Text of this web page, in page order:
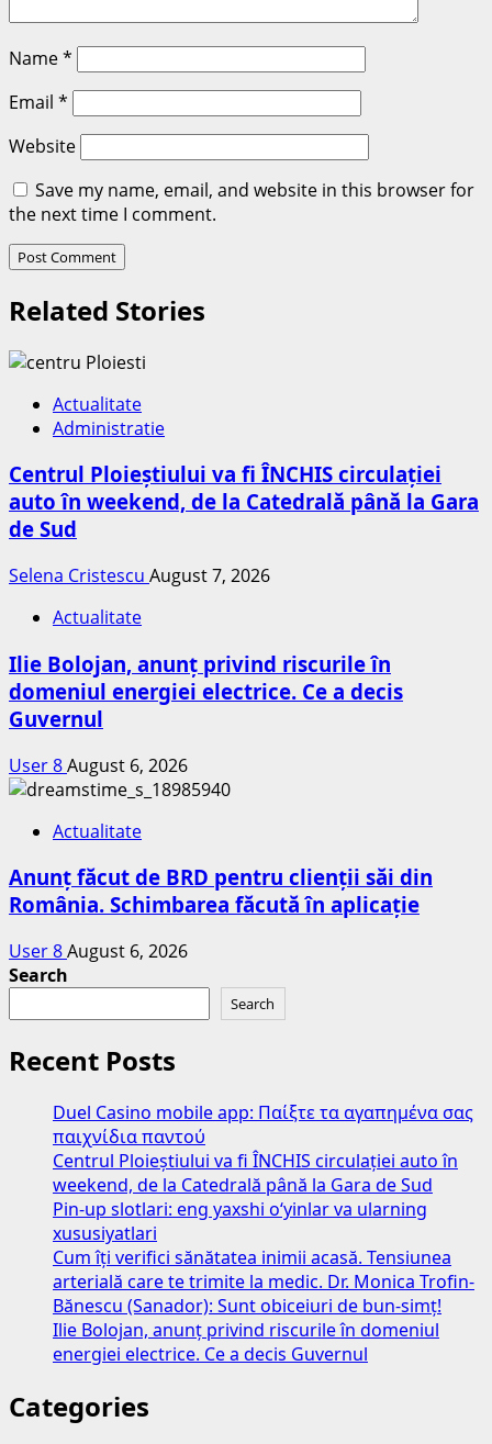
Name*
Email *
Website
Save my name, email, and website in this browser for
the next time I comment.
Related Stories
Actualitate
Administratie
Centrul Ploieștiului va fi ÎNCHIS circulației
auto în weekend, de la Catedrală până la Gara
de Sud
Selena Cristescu August 7, 2026
Actualitate
Ilie Bolojan, anunț privind riscurile în
domeniul energiei electrice. Ce a decis
Guvernul
User 8August 6, 2026
Actualitate
Anunț făcut de BRD pentru clienții săi din
România. Schimbarea făcută în aplicație
User 8August 6, 2026
Search
Search
Recent Posts
Duel Casino mobile app: Παίξτε τα αγαπημένα σας
παιχνίδια παντού
Centrul Ploieștiului va fi ÎNCHIS circulației auto în
weekend, de la Catedrală până la Gara de Sud
Pin-up slotlari: eng yaxshi o‘yinlar va ularning
xususiyatlari
Cum îți verifici sănătatea inimii acasă. Tensiunea
arterială care te trimite la medic. Dr. Monica Trofin-
Bănescu (Sanador): Sunt obiceiuri de bun-simț!
Ilie Bolojan, anunț privind riscurile în domeniul
energiei electrice. Ce a decis Guvernul
Categories